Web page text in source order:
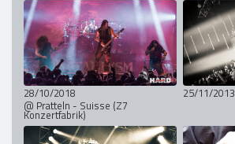
28/10/2018
@ Pratteln - Suisse (Z7
Konzertfabrik)
25/11/2013